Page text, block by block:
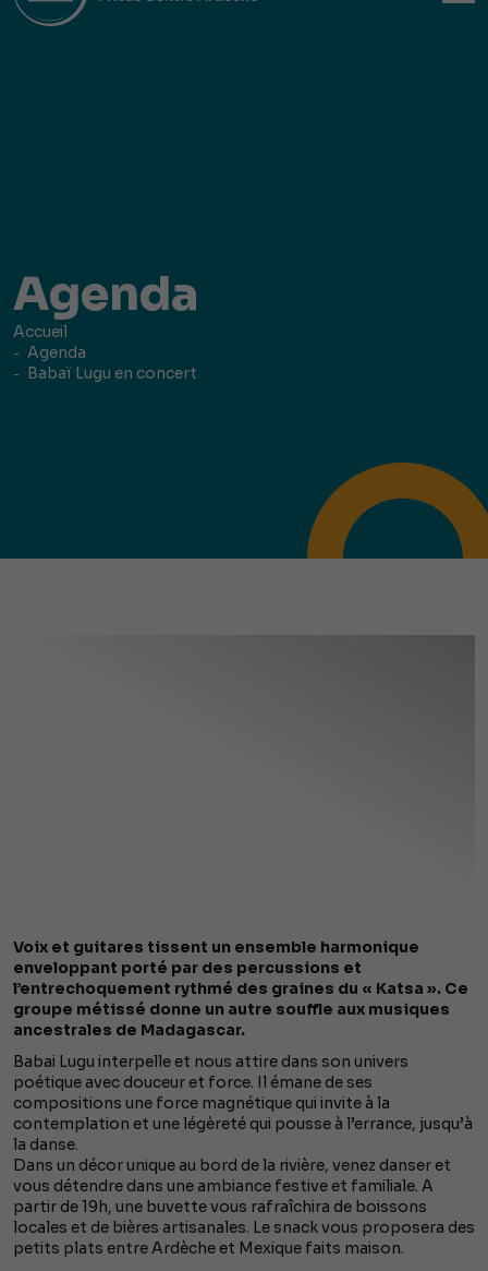
Agenda
Accueil
Agenda
Babaï Lugu en concert
Voix et guitares tissent un ensemble harmonique
enveloppant porté par des percussions et
l’entrechoquement rythmé des graines du « Katsa ». Ce
groupe métissé donne un autre souffle aux musiques
ancestrales de Madagascar.
Babai Lugu interpelle et nous attire dans son univers
poétique avec douceur et force. Il émane de ses
compositions une force magnétique qui invite à la
contemplation et une légèreté qui pousse à l’errance, jusqu’à
la danse.
Dans un décor unique au bord de la rivière, venez danser et
vous détendre dans une ambiance festive et familiale. A
partir de 19h, une buvette vous rafraîchira de boissons
locales et de bières artisanales. Le snack vous proposera des
petits plats entre Ardèche et Mexique faits maison.